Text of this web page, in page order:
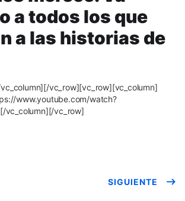
a todos los que
a las historias de
vc_row][vc_row][vc_column]
www.youtube.com/watch?
vc_column][/vc_row]
SIGUIENTE